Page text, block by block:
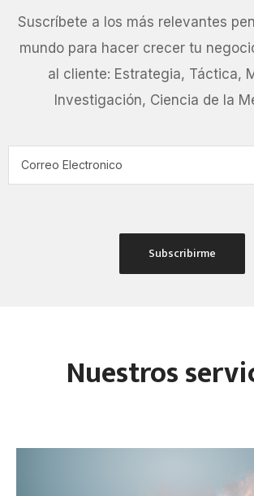
Suscríbete a los más relevantes
mundo para hacer crecer tu
al cliente: Estrategia, Táctica,
Investigación, Ciencia de la
Nuestros